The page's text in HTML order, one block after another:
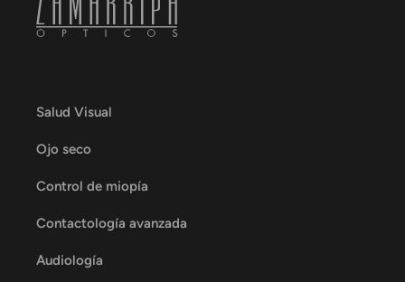
Salud Visual
Ojo seco
Control de miopía
Contactología avanzada
Audiología